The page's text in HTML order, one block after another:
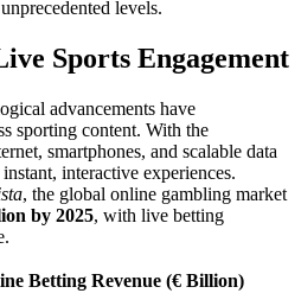
levels.
Sports Engagement
advancements have
sporting content. With the
smartphones, and scalable data
interactive experiences.
, the global online gambling market
by 2025, with live betting
Betting Revenue (€ Billion)